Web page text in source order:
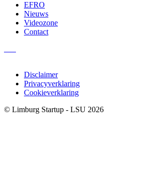
EFRO
Nieuws
Videozone
Contact
Disclaimer
Privacyverklaring
Cookieverklaring
© Limburg Startup - LSU 2026